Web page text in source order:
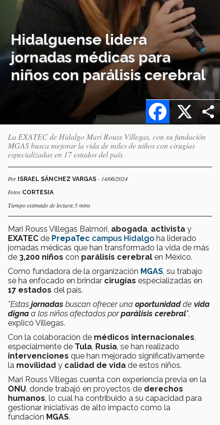
Hidalguense lidera
jornadas médicas para
niños con parálisis cerebral
X
Facebook
La EXATEC de Hidalgo Mari Rouss Villegas, con su fundación
MGAS busca mejorar la vida de miles de niños con cirugías
especializadas en 17 estados del país
Por ISRAEL SÁNCHEZ VARGAS - 14/06/2024
Fotos CORTESIA
Tiempo estimado de lectura:5 mins
Mari Rouss Villegas Balmori, abogada activista y
EXATEC de PrepaTec campus Hidalgo ha liderado
jornadas médicas que han transformado la vida de más
de 3,200 niños con parálisis cerebral en México.
Como fundadora de la organización MGAS , su trabajo
se ha enfocado en brindar cirugías especializadas en
17 estados del país.
"Estas jornadas buscan ofrecer una oportunidadde vida
digna a los niños afectados porparálisis cerebral"
explicó Villegas.
Con la colaboración de médicos internacionales
especialmente de Tula Rusia , se han realizado
intervenciones que han mejorado significativamente
la movilidad y calidad de vida de estos niños.
Mari Rouss Villegas cuenta con experiencia previa en la
ONU , donde trabajó en proyectos de derechos
humanos , lo cual ha contribuido a su capacidad para
gestionar iniciativas de alto impacto como la
fundación MGAS.